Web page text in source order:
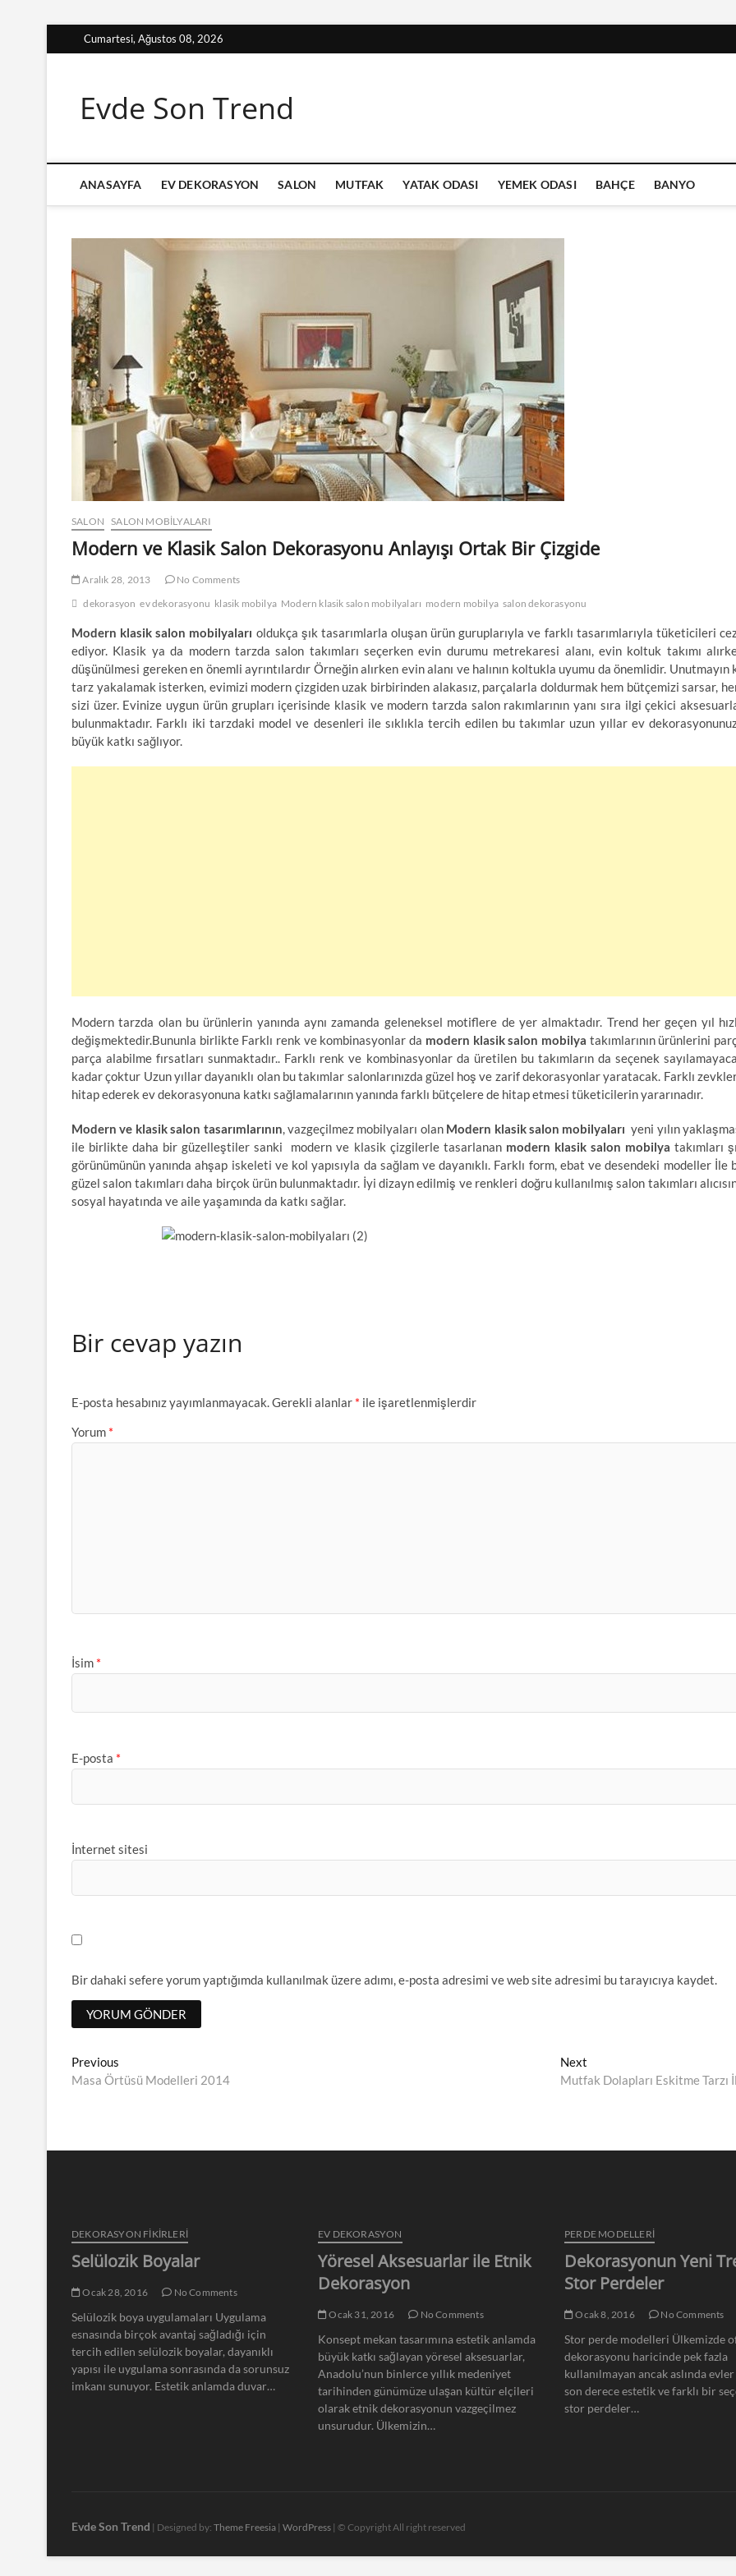
to
Cumartesi, Ağustos 08, 2026
Evde Son Trend
ANASAYFA EV DEKORASYON SALON MUTFAK YATAK ODASI YEMEK ODASI BAHÇE BANYO
SALON SALON MOBILYALARI
Modern ve Klasik Salon Dekorasyonu Anlayışı Ortak Bir Çizgide
Aralık 28, 2013
No Comments
dekorasyon ev dekorasyonu klasik mobilya Modern klasik salon mobilyaları modern mobilya salon dekorasyonu
Modern klasik salon mobilyaları oldukça şık tasarımlarla oluşan ürün guruplarıyla ve farklı tasarımlarıyla tüketicileri
ediyor. Klasik ya da modern tarzda salon takımları seçerken evin durumu metrekaresi alanı, evin koltuk takımı
düşünülmesi gereken en önemli ayrıntılardır Örneğin alırken evin alanı ve halının koltukla uyumu da önemlidir. Unutmayın
tarz yakalamak isterken, evimizi modern çizgiden uzak birbirinden alakasız, parçalarla doldurmak hem bütçemizi sarsar,
sizi üzer. Evinize uygun ürün grupları içerisinde klasik ve modern tarzda salon rakımlarının yanı sıra ilgi çekici
bulunmaktadır. Farklı iki tarzdaki model ve desenleri ile sıklıkla tercih edilen bu takımlar uzun yıllar ev
büyük katkı sağlıyor.
Modern tarzda olan bu ürünlerin yanında aynı zamanda geleneksel motiflere de yer almaktadır. Trend her geçen yıl
değişmektedir.Bununla birlikte Farklı renk ve kombinasyonlar da modern klasik salon mobilya takımlarının ürünlerini
parça alabilme fırsatları sunmaktadır.. Farklı renk ve kombinasyonlar da üretilen bu takımların da seçenek
kadar çoktur Uzun yıllar dayanıklı olan bu takımlar salonlarınızda güzel hoş ve zarif dekorasyonlar yaratacak. Farklı
hitap ederek ev dekorasyonuna katkı sağlamalarının yanında farklı bütçelere de hitap etmesi tüketicilerin yararınadır.
Modern ve klasik salon tasarımlarının, vazgeçilmez mobilyaları olanModern klasik salon mobilyaları yeni yılın
ile birlikte daha bir güzelleştiler sanki modern ve klasik çizgilerle tasarlanan modern klasik salon mobilya takımları
görünümünün yanında ahşap iskeleti ve kol yapısıyla da sağlam ve dayanıklı. Farklı form, ebat ve desendeki modeller İle
güzel salon takımları daha birçok ürün bulunmaktadır. İyi dizayn edilmiş ve renkleri doğru kullanılmış salon takımları
sosyal hayatında ve aile yaşamında da katkı sağlar.
Bir cevap yazın
E-posta hesabınız yayımlanmayacak.Gerekli alanlar * ile işaretlenmişlerdir
Yorum *
İsim *
E-posta *
İnternet sitesi
Bir dahaki sefere yorum yaptığımda kullanılmak üzere adımı, e-posta adresimi ve web site adresimi bu tarayıcıya kaydet.
Yazı
dolaşımı
Previous
post:
Masa Örtüsü Modelleri 2014
Next
post:
Mutfak Dolapları Eskitme Tarzı
DEKORASYON FİKİRLERİ
Selülozik Boyalar
Ocak 28, 2016 No Comments
Selülozik boya uygulamaları Uygulama
esnasında birçok avantaj sağladığı için
tercih edilen selülozik boyalar, dayanıklı
yapısı ile uygulama sonrasında da sorunsuz
imkanı sunuyor. Estetik anlamda duvar…
EV DEKORASYON
Yöresel Aksesuarlar ile Etnik
Dekorasyon
Ocak 31, 2016 No Comments
Konsept mekan tasarımına estetik anlamda
büyük katkı sağlayan yöresel aksesuarlar,
Anadolu’nun binlerce yıllık medeniyet
tarihinden günümüze ulaşan kültür elçileri
olarak etnik dekorasyonun vazgeçilmez
unsurudur. Ülkemizin…
PERDE MODELLERI
Dekorasyonun Yeni
Stor Perdeler
Ocak 8, 2016 No Comments
Stor perde modelleri Ülkemizde
dekorasyonu haricinde pek fazla
kullanılmayan ancak aslında
son derece estetik ve farklı bir
stor perdeler…
Evde Son Trend | Designed by: Theme Freesia | WordPress | © Copyright All right reserved